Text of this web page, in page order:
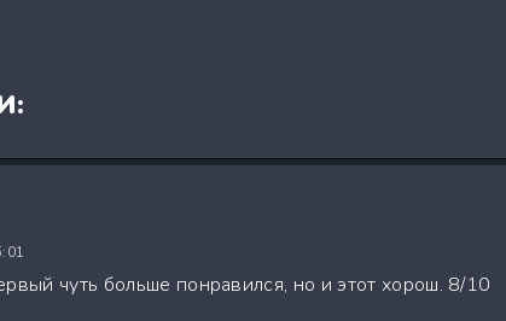
чуть больше понравился, но и этот хорош. 8/10